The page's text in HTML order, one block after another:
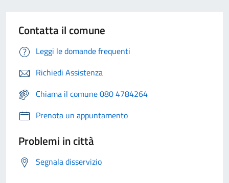
Contatta il comune
Leggi le domande frequenti
Richiedi Assistenza
Chiama il comune 080 4784264
Prenota un appuntamento
Problemi in città
Segnala disservizio